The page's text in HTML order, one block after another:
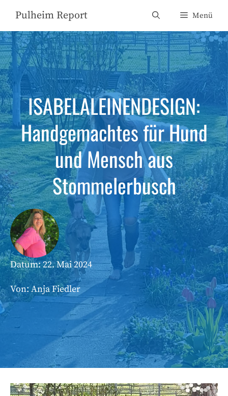
Inhalt
springen
Pulheim Report Menü
ISABELALEINENDESIGN:
Handgemachtes für Hund
und Mensch aus
Stommelerbusch
Datum:22. Mai 2024
Von: Anja Fiedler